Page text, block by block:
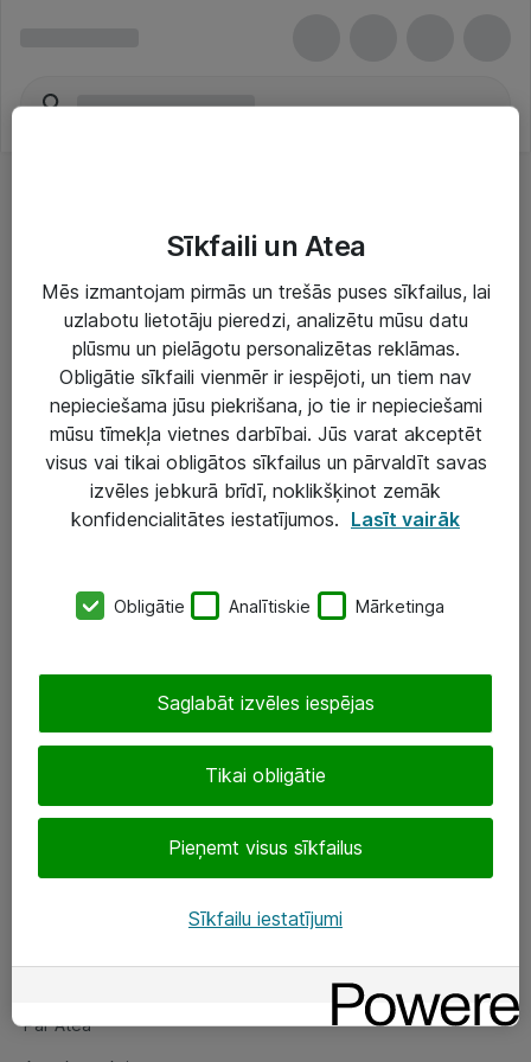
Risinājumi & Pakalpojumi
IT serviss un atbalsts
IT infrastruktūra
Darba vietu IT risinājumi
Serveri un datu centri
SIA „ATEA”
eShop@atea.lv
Sekojiet mums
Par Atea
Par Atea
Sīkfaili un Atea
Mēs izmantojam pirmās un trešās puses sīkfailus, lai
uzlabotu lietotāju pieredzi, analizētu mūsu datu
plūsmu un pielāgotu personalizētas reklāmas.
Obligātie sīkfaili vienmēr ir iespējoti, un tiem nav
nepieciešama jūsu piekrišana, jo tie ir nepieciešami
mūsu tīmekļa vietnes darbībai. Jūs varat akceptēt
visus vai tikai obligātos sīkfailus un pārvaldīt savas
izvēles jebkurā brīdī, noklikšķinot zemāk
konfidencialitātes iestatījumos. Lasīt vairāk
Obligātie Analītiskie Mārketinga
Tikai obligātie
Pieņemt visus sīkfailus
Saglabāt izvēles iespējas
Sīkfailu iestatījumi